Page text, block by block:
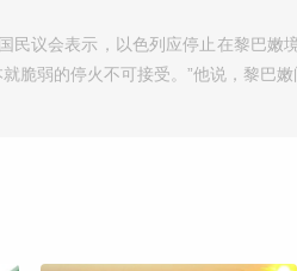
民议会表示，以色列应停止在黎巴
脆弱的停火不可接受。”他说，黎巴